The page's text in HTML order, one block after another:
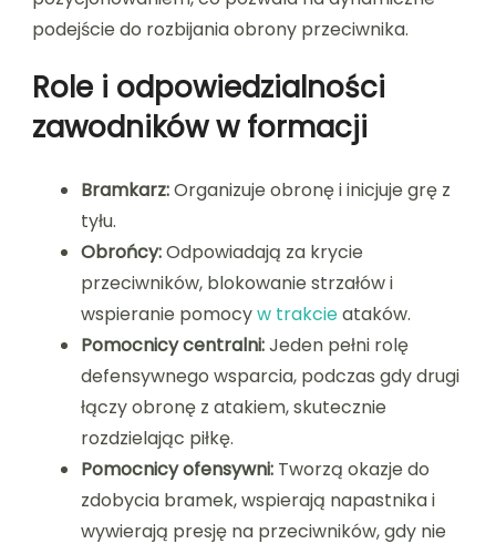
podejście do rozbijania obrony przeciwnika.
Role i odpowiedzialności
zawodników w formacji
Bramkarz:Organizuje obronę i inicjuje grę z
tyłu.
Obrońcy:Odpowiadają za krycie
przeciwników, blokowanie strzałów i
wspieranie pomocyw trakcieataków.
Pomocnicy centralni:Jeden pełni rolę
defensywnego wsparcia, podczas gdy drugi
łączy obronę z atakiem, skutecznie
rozdzielając piłkę.
Pomocnicy ofensywni: Tworzą okazje do
zdobycia bramek, wspierają napastnika i
wywierają presję na przeciwników, gdy nie